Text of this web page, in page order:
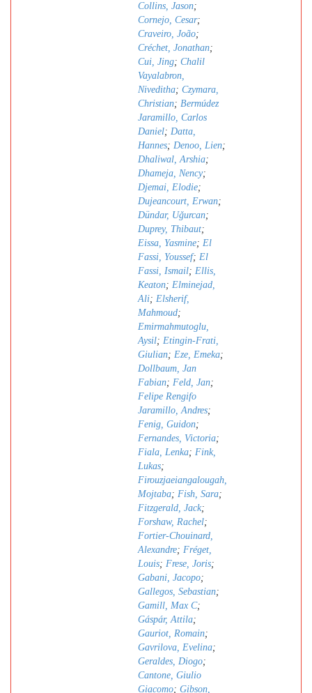
Collins, Jason;
Cornejo, Cesar;
Craveiro, João;
Créchet, Jonathan;
Cui, Jing; Chalil
Vayalabron,
Niveditha; Czymara,
Christian; Bermúdez
Jaramillo, Carlos
Daniel; Datta,
Hannes; Denoo, Lien;
Dhaliwal, Arshia;
Dhameja, Nency;
Djemai, Elodie;
Dujeancourt, Erwan;
Dündar, Uǧurcan;
Duprey, Thibaut;
Eissa, Yasmine; El
Fassi, Youssef; El
Fassi, Ismail; Ellis,
Keaton; Elminejad,
Ali; Elsherif,
Mahmoud;
Emirmahmutoglu,
Aysil; Etingin-Frati,
Giulian; Eze, Emeka;
Dollbaum, Jan
Fabian; Feld, Jan;
Felipe Rengifo
Jaramillo, Andres;
Fenig, Guidon;
Fernandes, Victoria;
Fiala, Lenka; Fink,
Lukas;
Firouzjaeiangalougah,
Mojtaba; Fish, Sara;
Fitzgerald, Jack;
Forshaw, Rachel;
Fortier-Chouinard,
Alexandre; Fréget,
Louis; Frese, Joris;
Gabani, Jacopo;
Gallegos, Sebastian;
Gamill, Max C;
Gáspár, Attila;
Gauriot, Romain;
Gavrilova, Evelina;
Geraldes, Diogo;
Cantone, Giulio
Giacomo; Gibson,